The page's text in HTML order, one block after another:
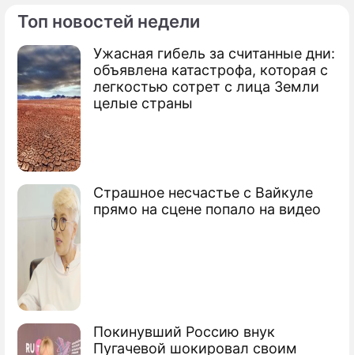
О ПРОЕКТЕ
Топ новостей недели
Ужасная гибель за считанные дни:
объявлена катастрофа, которая с
легкостью сотрет с лица Земли
целые страны
Страшное несчастье с Вайкуле
прямо на сцене попало на видео
Покинувший Россию внук
Пугачевой шокировал своим